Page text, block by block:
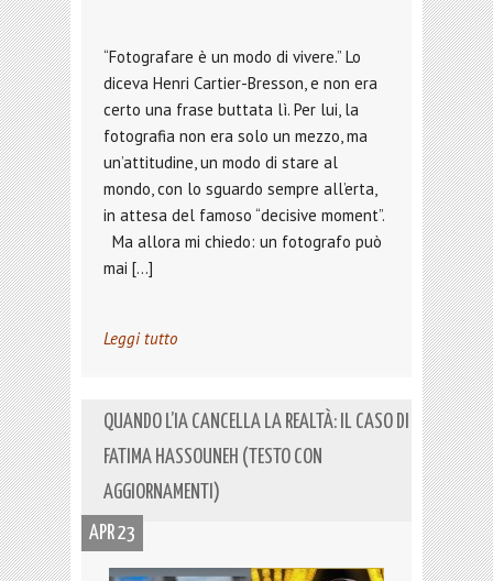
“Fotografare è un modo di vivere.” Lo
diceva Henri Cartier-Bresson, e non era
certo una frase buttata lì. Per lui, la
fotografia non era solo un mezzo, ma
un’attitudine, un modo di stare al
mondo, con lo sguardo sempre all’erta,
in attesa del famoso “decisive moment”.
Ma allora mi chiedo: un fotografo può
mai […]
Leggi tutto
QUANDO L’IA CANCELLA LA REALTÀ: IL CASO DI
FATIMA HASSOUNEH (TESTO CON
AGGIORNAMENTI)
APR 23